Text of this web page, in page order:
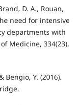
D. A., Rouan,
need for intensive
departments with
Medicine, 334(23),
Bengio, Y. (2016).